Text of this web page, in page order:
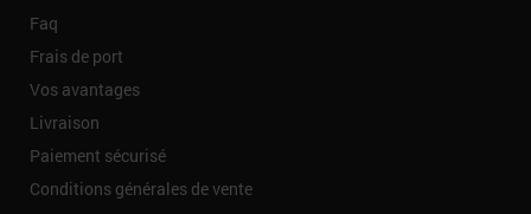
Faq
Frais de port
Vos avantages
Livraison
Paiement sécurisé
Conditions générales de vente